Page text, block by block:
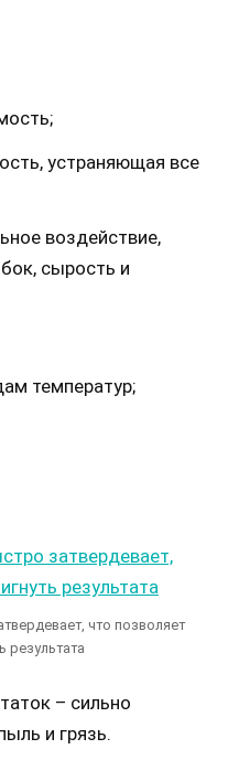
устраняющая все
воздействие,
сырость и
температур;
что позволяет
результата
– сильно
и грязь.